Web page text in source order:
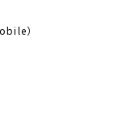
）